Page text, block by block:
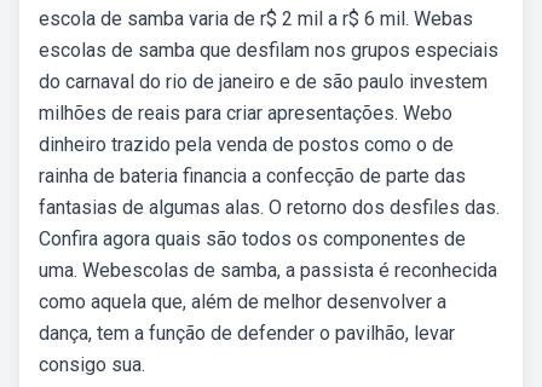
escola de samba varia de r$ 2 mil a r$ 6 mil. Webas
escolas de samba que desfilam nos grupos especiais
do carnaval do rio de janeiro e de são paulo investem
milhões de reais para criar apresentações. Webo
dinheiro trazido pela venda de postos como o de
rainha de bateria financia a confecção de parte das
fantasias de algumas alas. O retorno dos desfiles das.
Confira agora quais são todos os componentes de
uma. Webescolas de samba, a passista é reconhecida
como aquela que, além de melhor desenvolver a
dança, tem a função de defender o pavilhão, levar
consigo sua.